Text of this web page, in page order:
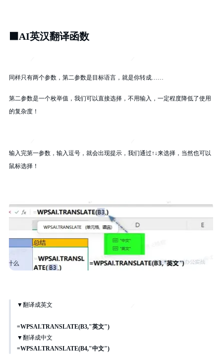
AI英汉翻译函数
同样只有两个参数，第二参数是目标语言，就是你转成……
第二参数是一个枚举值，我们可以直接选择，不用输入，一定程度降低了使用
的复杂度！
输入完第一参数，输入逗号，就会出现提示，我们通过↑↓来选择，当然也可以
鼠标选择！
▼翻译成英文
=WPSAI.TRANSLATE(B3,"英文")
▼翻译成中文
=WPSAI.TRANSLATE(B4,"中文")